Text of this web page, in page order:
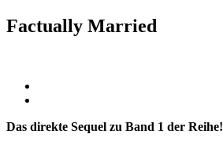
Factually Married
Das direkte Sequel zu Band 1 der Reihe!